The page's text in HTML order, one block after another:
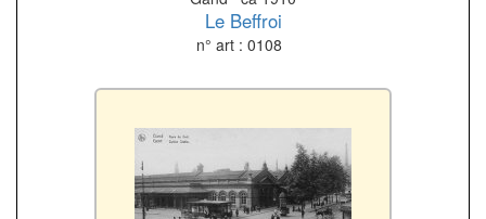
Le Beffroi
n° art : 0108